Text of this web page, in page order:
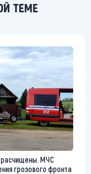
ТЕМЕ
расчищены. МЧС
грозового фронта